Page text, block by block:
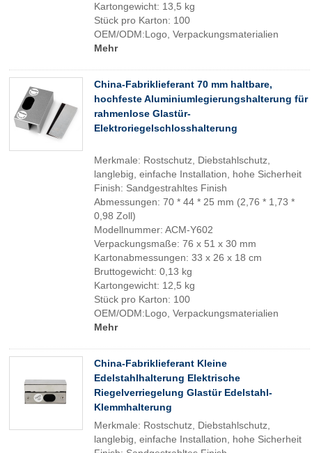
Kartongewicht: 13,5 kg
Stück pro Karton: 100
OEM/ODM:Logo, Verpackungsmaterialien
Mehr
China-Fabriklieferant 70 mm haltbare,
hochfeste Aluminiumlegierungshalterung für
rahmenlose Glastür-
Elektroriegelschlosshalterung
Merkmale: Rostschutz, Diebstahlschutz,
langlebig, einfache Installation, hohe Sicherheit
Finish: Sandgestrahltes Finish
Abmessungen: 70 * 44 * 25 mm (2,76 * 1,73 *
0,98 Zoll)
Modellnummer: ACM-Y602
Verpackungsmaße: 76 x 51 x 30 mm
Kartonabmessungen: 33 x 26 x 18 cm
Bruttogewicht: 0,13 kg
Kartongewicht: 12,5 kg
Stück pro Karton: 100
OEM/ODM:Logo, Verpackungsmaterialien
Mehr
China-Fabriklieferant Kleine
Edelstahlhalterung Elektrische
Riegelverriegelung Glastür Edelstahl-
Klemmhalterung
Merkmale: Rostschutz, Diebstahlschutz,
langlebig, einfache Installation, hohe Sicherheit